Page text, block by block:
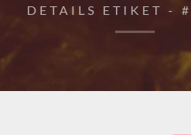
DETAILS ETIKET -